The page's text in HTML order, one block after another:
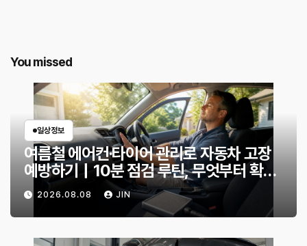
You missed
일상정보
여름철 에어컨·타이어 관리로 자동차 고장
예방하기｜10분 점검 루틴, 무엇부터 확인
할까?
2026.08.08 JIN